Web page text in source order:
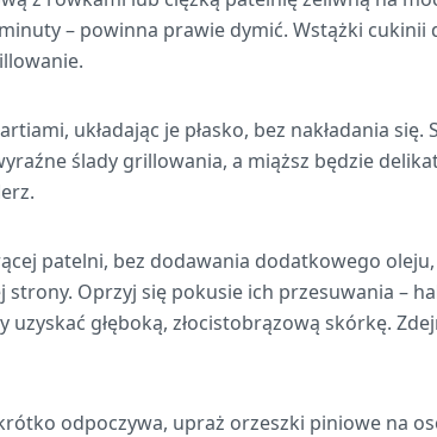
– powinna prawie dymić. Wstążki cukinii
układając je płasko, bez nakładania
ślady grillowania, a miąższ będzie
patelni, bez dodawania dodatkowego
strony. Oprzyj się pokusie ich przesuwania –
uzyskać głęboką, złocistobrązową skórkę.
odpoczywa, upraż orzeszki piniowe na